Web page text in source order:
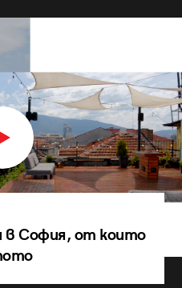
в София, от които